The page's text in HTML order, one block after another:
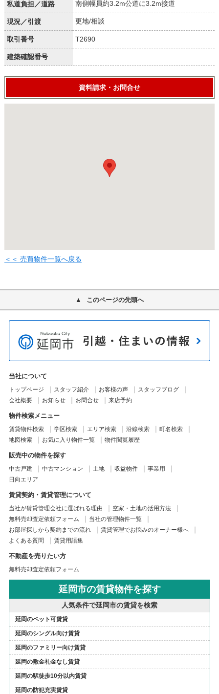
私道負担／道路 南側幅員約3.2m公道に3.2m接道
現況／引渡 更地/相談
取引番号 T2690
建築確認番号
資料請求・お問合せ
＜＜ 売買物件一覧へ戻る
このページの先頭へ
当社について
トップページ スタッフ紹介 お客様の声
スタッフブログ
会社概要
お知らせ お問合せ 来店予約
物件検索メニュー
賃貸物件検索 学区検索 エリア検索 沿線検索
町名検索
地図検索
お気に入り物件一覧 物件閲覧履歴
販売中の物件を探す
中古戸建 中古マンション 土地 収益物件
事業用
日向エリア
賃貸契約・賃貸管理について
当社が賃貸管理会社に選ばれる理由
空家・土地の活用方法
無料売却査定依頼フォーム
当社の管理物件一覧
お部屋探しから契約までの流れ
賃貸管理でお悩みのオーナー様へ
よくある質問
賃貸用語集
不動産を売りたい方
無料売却査定依頼フォーム
延岡市の賃貸物件を探す
人気条件で延岡市の賃貸を検索
延岡のペット可賃貸
延岡のシングル向け賃貸
延岡のファミリー向け賃貸
延岡の敷金礼金なし賃貸
延岡の駅徒歩10分以内賃貸
延岡の防犯充実賃貸